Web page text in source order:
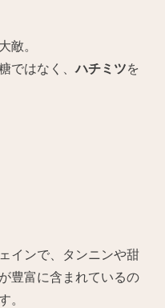
敵。
ではなく、ハチミツを
インで、タンニンや甜
豊富に含まれているの
。